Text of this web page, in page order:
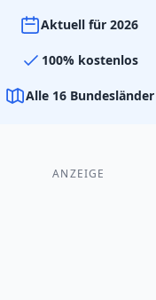
Aktuell für 2026
100% kostenlos
Alle 16 Bundesländer
ANZEIGE